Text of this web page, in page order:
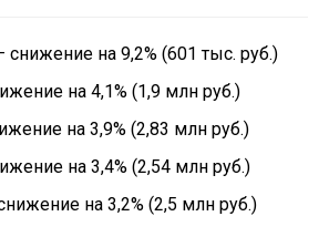
снижение на 9,2% (601 тыс. руб.)
на 4,1% (1,9 млн руб.)
на 3,9% (2,83 млн руб.)
на 3,4% (2,54 млн руб.)
на 3,2% (2,5 млн руб.)